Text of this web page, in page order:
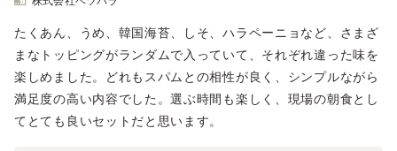
たくあん、うめ、韓国海苔、しそ、ハラペーニョなど、さまざ
まなトッピングがランダムで入っていて、それぞれ違った味を
楽しめました。どれもスパムとの相性が良く、シンプルながら
満足度の高い内容でした。選ぶ時間も楽しく、現場の朝食とし
てとても良いセットだと思います。